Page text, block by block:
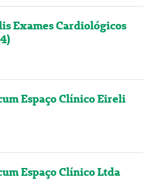
Exames Cardiológicos
Espaço Clínico Eireli
Espaço Clínico Ltda